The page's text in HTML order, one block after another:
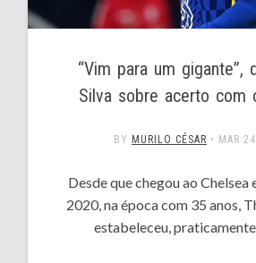
“Vim para um gigante”,
Silva sobre acerto com
BY MURILO CÉSAR • MAR
Desde que chegou ao Chelsea
2020, na época com 35 anos,
estabeleceu,